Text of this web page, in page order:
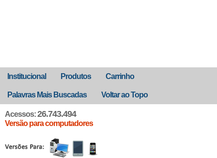
Institucional Produtos Carrinho
Palavras Mais Buscadas Voltar ao Topo
Acessos:26.743.494
Versão para computadores